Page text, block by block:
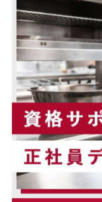
経験者
< 前のページ
#富士見市